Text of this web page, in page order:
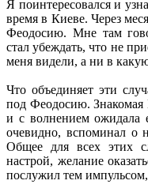
Я поинтересовался и
время в Киеве. Через
Феодосию. Мне там
стал убеждать, что не
меня видели, а ни в
Что объединяет эти
под Феодосию. Знакомая
и с волнением ожидала
очевидно, вспоминал о
Общее для всех этих
настрой, желание
послужил тем